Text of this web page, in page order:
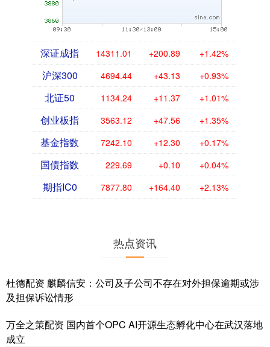
深证成指 14311.01 +200.89 +1.42%
沪深300 4694.44 +43.13 +0.93%
北证50 1134.24 +11.37 +1.01%
创业板指 3563.12 +47.56 +1.35%
基金指数 7242.10 +12.30 +0.17%
国债指数 229.69 +0.10 +0.04%
期指IC0 7877.80 +164.40 +2.13%
热点资讯
杜德配资 麒麟信安：公司及子公司不存在对外担保逾期或涉
及担保诉讼情形
万全之策配资 国内首个OPC AI开源生态孵化中心在武汉落地
成立